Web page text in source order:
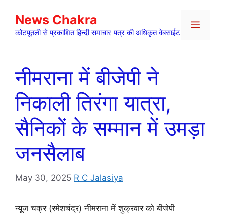
content
News Chakra
कोटपूतली से प्रकाशित हिन्दी समाचार पत्र की अधिकृत वेबसाईट
Menu
नीमराना में बीजेपी ने
निकाली तिरंगा यात्रा,
सैनिकों के सम्मान में उमड़ा
जनसैलाब
May 30, 2025 R C Jalasiya
न्यूज चक्र (रमेशचंद्र) नीमराना में शुक्रवार को बीजेपी